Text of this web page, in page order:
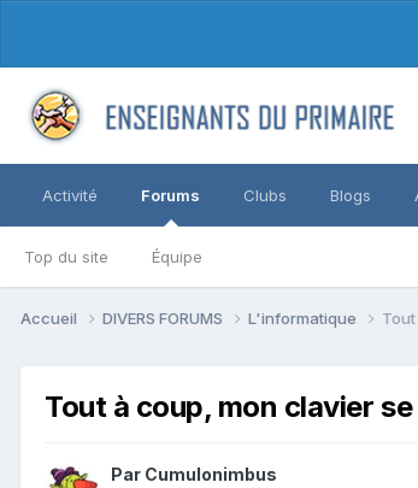
Activité Forums
Top du site Équipe
Clubs Blogs
Accueil DIVERS FORUMS L'informatique
Tout à coup, mon clavier
Par Cumulonimbus